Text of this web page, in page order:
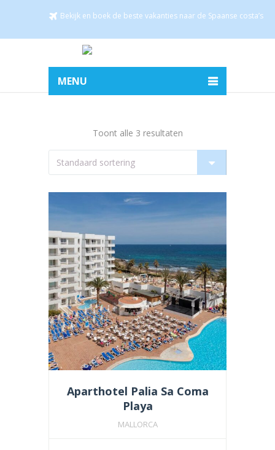
Bekijk en boek de beste vakanties naar de Spaanse costa’s
MENU
Toont alle 3 resultaten
Aparthotel Palia Sa Coma
Playa
MALLORCA